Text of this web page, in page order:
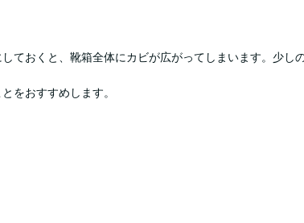
ておくと、靴箱全体にカビが広がってしまいます。少
をおすすめします。